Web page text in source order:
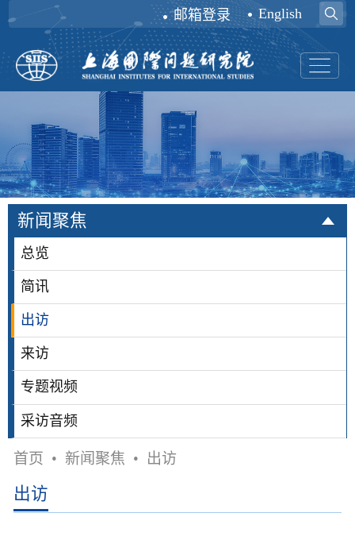
邮箱登录 English
新闻聚焦
总览
简讯
出访
来访
专题视频
采访音频
首页 • 新闻聚焦 • 出访
出访